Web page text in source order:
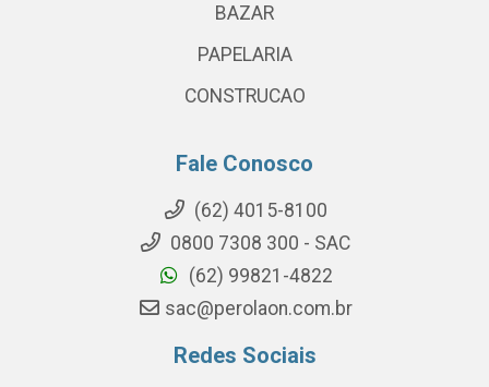
BAZAR
PAPELARIA
CONSTRUCAO
Fale Conosco
(62) 4015-8100
0800 7308 300 - SAC
(62) 99821-4822
sac@perolaon.com.br
Redes Sociais